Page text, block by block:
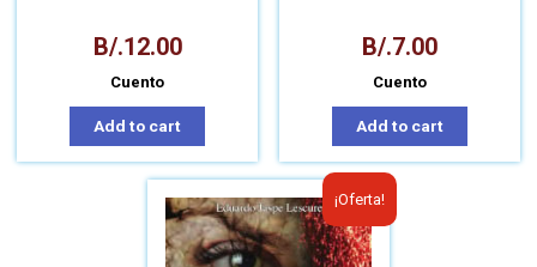
B/.12.00
Cuento
Add to cart
B/.7.00
Cuento
Add to cart
¡Oferta!